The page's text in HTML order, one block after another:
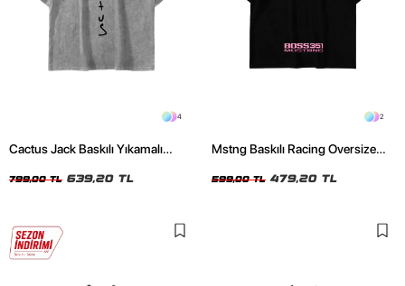
4
Cactus Jack Baskılı Yıkamalı
799,00 TL 639,20 TL
2
Mstng Baskılı Racing Oversize
599,00 TL 479,20 TL